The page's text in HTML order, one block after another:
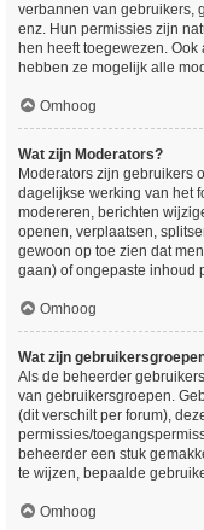
verbannen van gebruikers,
enz. Hun permissies zijn
hen heeft toegewezen.
hebben ze mogelijk alle
Omhoog
Wat zijn Moderators?
Moderators zijn gebruikers
dagelijkse werking van het
modereren, berichten
openen, verplaatsen,
gewoon op toe zien dat
gaan) of ongepaste inhoud
Omhoog
Wat zijn
Als de beheerder
van gebruikersgroepen.
(dit verschilt per forum),
permissies/
beheerder een stuk
te wijzen, bepaalde
Omhoog